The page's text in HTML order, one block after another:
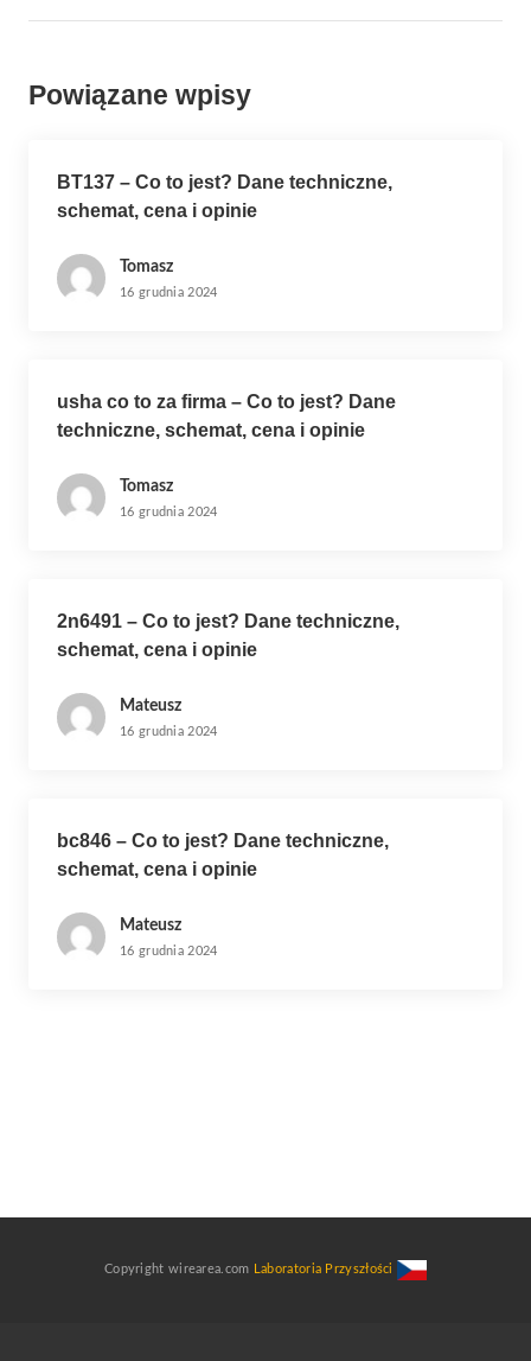
w
Powiązane wpisy
BT137 – Co to jest? Dane techniczne,
schemat, cena i opinie
Tomasz
16 grudnia 2024
usha co to za firma – Co to jest? Dane
techniczne, schemat, cena i opinie
Tomasz
16 grudnia 2024
2n6491 – Co to jest? Dane techniczne,
schemat, cena i opinie
Mateusz
16 grudnia 2024
bc846 – Co to jest? Dane techniczne,
schemat, cena i opinie
Mateusz
16 grudnia 2024
Copyright wirearea.com Laboratoria Przyszłości